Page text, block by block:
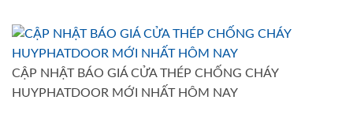
CẬP NHẬT BÁO GIÁ CỬA THÉP CHỐNG CHÁY
HUYPHATDOOR MỚI NHẤT HÔM NAY